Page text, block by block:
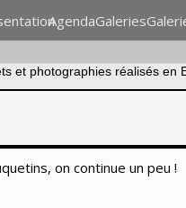
AgendaGaleries
et photographies réalisés en
on continue un peu !